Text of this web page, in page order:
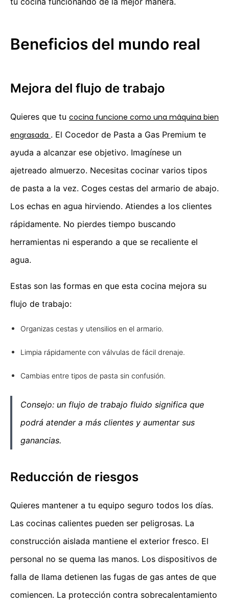
Beneficios del mundo real
Mejora del flujo de trabajo
Quieres que tu cocina funcione como una máquina bien
engrasada . El Cocedor de Pasta a Gas Premium te
ayuda a alcanzar ese objetivo. Imagínese un
ajetreado almuerzo. Necesitas cocinar varios tipos
de pasta a la vez. Coges cestas del armario de abajo.
Los echas en agua hirviendo. Atiendes a los clientes
rápidamente. No pierdes tiempo buscando
herramientas ni esperando a que se recaliente el
agua.
Estas son las formas en que esta cocina mejora su
flujo de trabajo:
Organizas cestas y utensilios en el armario.
Limpia rápidamente con válvulas de fácil drenaje.
Cambias entre tipos de pasta sin confusión.
Consejo: un flujo de trabajo fluido significa que
podrá atender a más clientes y aumentar sus
ganancias.
Reducción de riesgos
Quieres mantener a tu equipo seguro todos los días.
Las cocinas calientes pueden ser peligrosas. La
construcción aislada mantiene el exterior fresco. El
personal no se quema las manos. Los dispositivos de
falla de llama detienen las fugas de gas antes de que
comiencen. La protección contra sobrecalentamiento